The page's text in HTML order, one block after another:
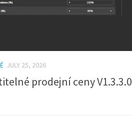
JULY 25, 2026
prodejní ceny V1.3.3.0